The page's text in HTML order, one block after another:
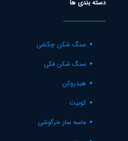
دسته بندی ها
سنگ شکن چکشی
سنگ شکن فکی
هیدروکن
کوبیت
ماسه ساز خرگوشی